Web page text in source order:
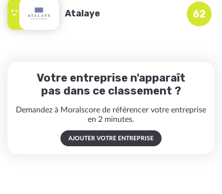
Atalaye 62
Votre entreprise n'apparaît
pas dans ce classement ?
Demandez à Moralscore de référencer votre entreprise
en 2 minutes.
AJOUTER VOTRE ENTREPRISE